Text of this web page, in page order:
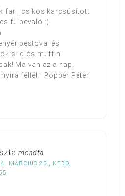
fari, csíkos karcsúsított
fülbevaló :)
pestoval és
diós muffin
Ma van az a nap,
féltél.” Popper Péter
mondta
MÁRCIUS 25., KEDD,